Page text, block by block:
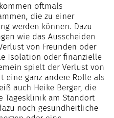
oftmals
die zu einer
werden können. Dazu
wie das Ausscheiden
von Freunden oder
Isolation oder finanzielle
spielt der Verlust von
eine ganz andere Rolle als
auch Heike Berger, die
Tagesklinik am Standort
noch gesundheitliche